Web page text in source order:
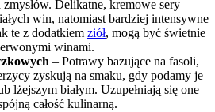
Delikatne, kremowe sery
win, natomiast bardziej intensywne
te z dodatkiem ziół, mogą być świetnie
winami.
– Potrawy bazujące na fasoli,
zyskują na smaku, gdy podamy je
lżejszym białym. Uzupełniają się one
całość kulinarną.